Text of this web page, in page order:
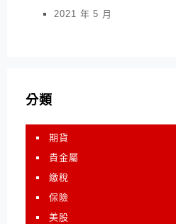
2021 年 5 月
分類
期貨
貴金屬
繳稅
保險
美股